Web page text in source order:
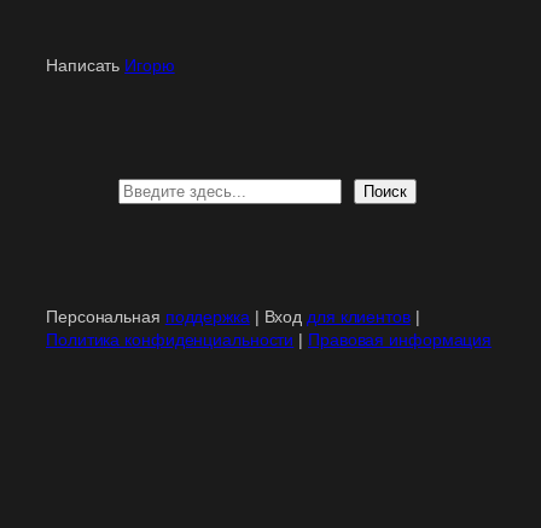
Написать Игорю
Поиск Поиск
Персональная поддержка| Входдля клиентов|
Политика конфиденциальности | Правовая информация